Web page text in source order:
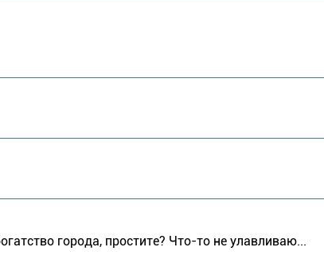
города, простите? Что-то не улавливаю...